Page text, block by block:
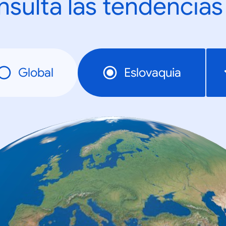
las
Global Eslovaquia